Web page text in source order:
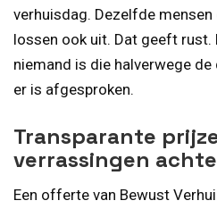
verhuisdag. Dezelfde
lossen ook uit. Dat geeft rust.
niemand is die halverwege
er is afgesproken.
Transparante
verrassingen
Een offerte van Bewust